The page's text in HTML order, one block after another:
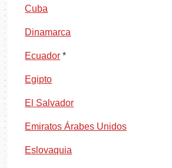
Cuba
Dinamarca
Ecuador *
Egipto
El Salvador
Emiratos Árabes Unidos
Eslovaquia